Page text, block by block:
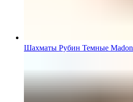
Шахматы Рубин Темные Madon